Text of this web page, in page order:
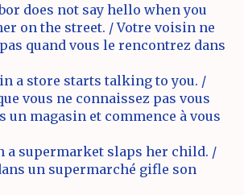
does not say hello when you
on the street. / Votre voisin ne
quand vous le rencontrez dans
a store starts talking to you. /
vous ne connaissez pas vous
un magasin et commence à vous
a supermarket slaps her child. /
un supermarché gifle son